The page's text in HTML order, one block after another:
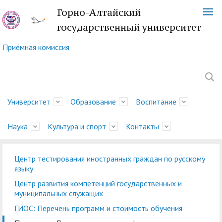
Горно-Алтайский
государственный университет
Приёмная комиссия
Университет
Обращение ректора
История
Ученый совет
Администрация
Военный учебный центр
при ГАГУ
делопроизводства
Образование
Факультеты
Учебно-методическое
управление
Методический совет
ГАГУ
деятельность
Воспитание
Управление
молодежной политики
и воспитательной
деятельности
Центр социально-
психологической
Совет по
Наука
Новости науки
Управление научных
исследований
Отдел подготовки
научно-педагогических
библиотека
Культура и спорт
Немецкий культурный
центр
Центр языка и культуры
Китая
Туристский клуб
"Горизонт"
"Буревестник"
Контакты
Телефонный справочник Платежные реквизиты
Символика ГАГУ
Карта корпусов
Карта сайта
Центр тестирования иностранных граждан по русскому
языку
Центр развития компетенций государственных и
муниципальных служащих
ГИОС: Перечень программ и стоимость обучения